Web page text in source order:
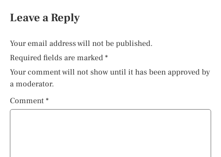
Leave a Reply
Your email address will not be published.
Required fields are marked *
Your comment will not show until it has been approved by
a moderator.
Comment *